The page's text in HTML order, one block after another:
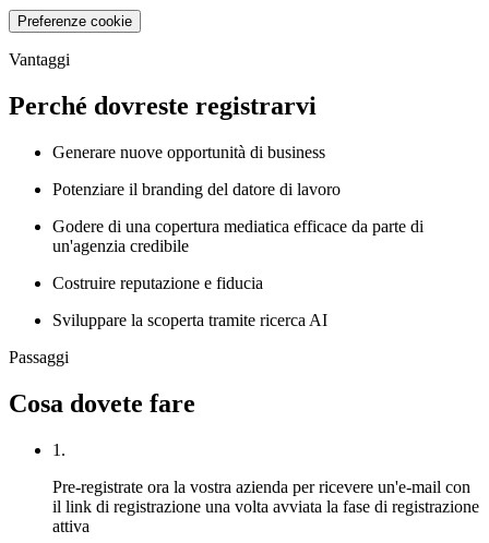
Preferenze cookie
Vantaggi
Perché dovreste registrarvi
Generare nuove opportunità di business
Potenziare il branding del datore di lavoro
Godere di una copertura mediatica efficace da parte di
un'agenzia credibile
Costruire reputazione e fiducia
Sviluppare la scoperta tramite ricerca AI
Passaggi
Cosa dovete fare
1.
Pre-registrate ora la vostra azienda per ricevere un'e-mail con
il link di registrazione una volta avviata la fase di registrazione
attiva